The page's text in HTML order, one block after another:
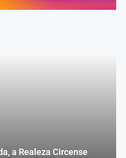
a Realeza Circense